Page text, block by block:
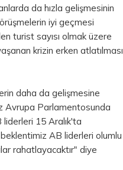
da hızla gelişmesinin
iyi geçmesi
turist sayısı olmak üzere
krizin erken atlatılması
daha da gelişmesine
Avrupa Parlamentosunda
liderleri 15 Aralık'ta
beklentimiz AB liderleri olumlu
rahatlayacaktır" diye